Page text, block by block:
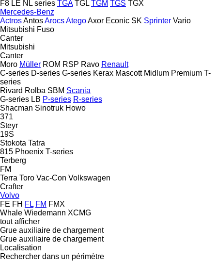
F8 LE NL series TGA TGL TGM TGS TGX
Mercedes-Benz
ActrosAntosArocsAtegoAxor Econic SK Sprinter Vario
Mitsubishi Fuso
Canter
Mitsubishi
Canter
Moro Müller ROM RSP Ravo Renault
C-series D-series G-series Kerax Mascott Midlum Premium T-
series
Rivard Rolba SBM Scania
G-series LB P-series R-series
Shacman Sinotruk Howo
371
Steyr
19S
Stokota Tatra
815 Phoenix T-series
Terberg
FM
Terra Toro Vac-Con Volkswagen
Crafter
Volvo
FE FH FL FM FMX
Whale Wiedemann XCMG
tout afficher
Grue auxiliaire de chargement
Grue auxiliaire de chargement
Localisation
Rechercher dans un périmètre